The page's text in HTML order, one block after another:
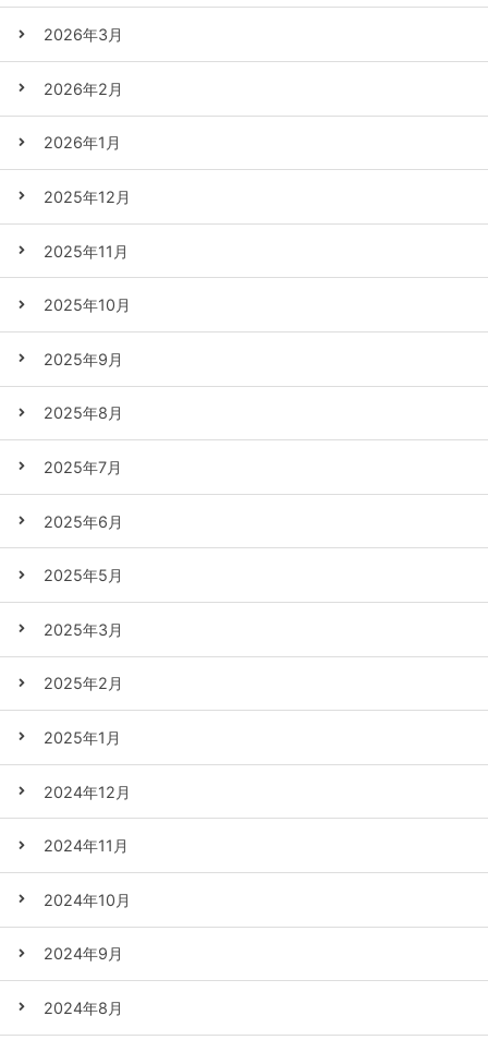
2026年3月
2026年2月
2026年1月
2025年12月
2025年11月
2025年10月
2025年9月
2025年8月
2025年7月
2025年6月
2025年5月
2025年3月
2025年2月
2025年1月
2024年12月
2024年11月
2024年10月
2024年9月
2024年8月